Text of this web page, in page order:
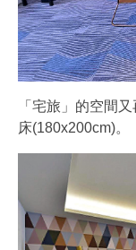
「宅旅」的空間
床(180x200cm)。